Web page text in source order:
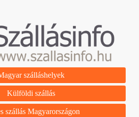
szálláshelyek
Külföldi szállás
szállás Magyarországon